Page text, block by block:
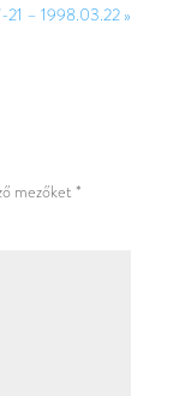
21 – 1998.03.22 »
mezőket *